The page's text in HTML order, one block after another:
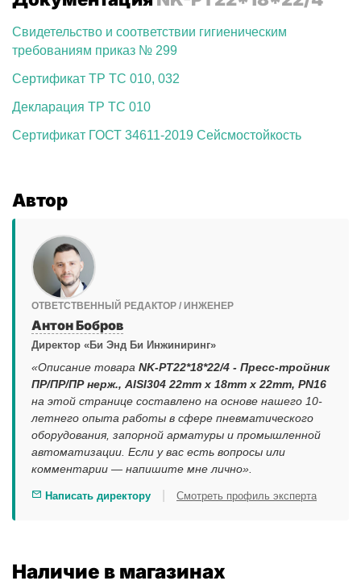
Свидетельство и соответствии гигиеническим
требованиям приказ № 299
Сертификат ТР ТС 010, 032
Декларация ТР ТС 010
Сертификат ГОСТ 34611-2019 Сейсмостойкость
Автор
ОТВЕТСТВЕННЫЙ РЕДАКТОР / ИНЖЕНЕР
Антон Бобров
Директор «Би Энд Би Инжиниринг»
«Описание товара NK-PT22*18*22/4 - Пресс-тройник
ПР/ПР/ПР нерж., AISI304 22mm x 18mm x 22mm, PN16
на этой странице составлено на основе нашего 10-
летнего опыта работы в сфере пневматического
оборудования, запорной арматуры и промышленной
автоматизации. Если у вас есть вопросы или
комментарии — напишите мне лично».
Написать директору Смотреть профиль эксперта
Наличие в магазинах